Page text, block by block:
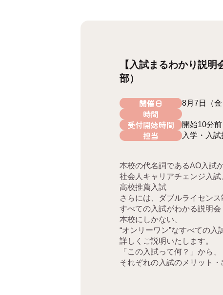
【入試まるわかり説
部）
開催日 8月7日（金
時間
受付開始時間
開始10分前
担当 入学・入試
本校の代名詞であるAO入試
社会人キャリアチェンジ入試
高校推薦入試
さらには、ダブルライセン
すべての入試がわかる説明会
本校にしかない、
“オンリーワン”なすべての入
詳しくご説明いたします。
「この入試って何？」から、
それぞれの入試のメリット